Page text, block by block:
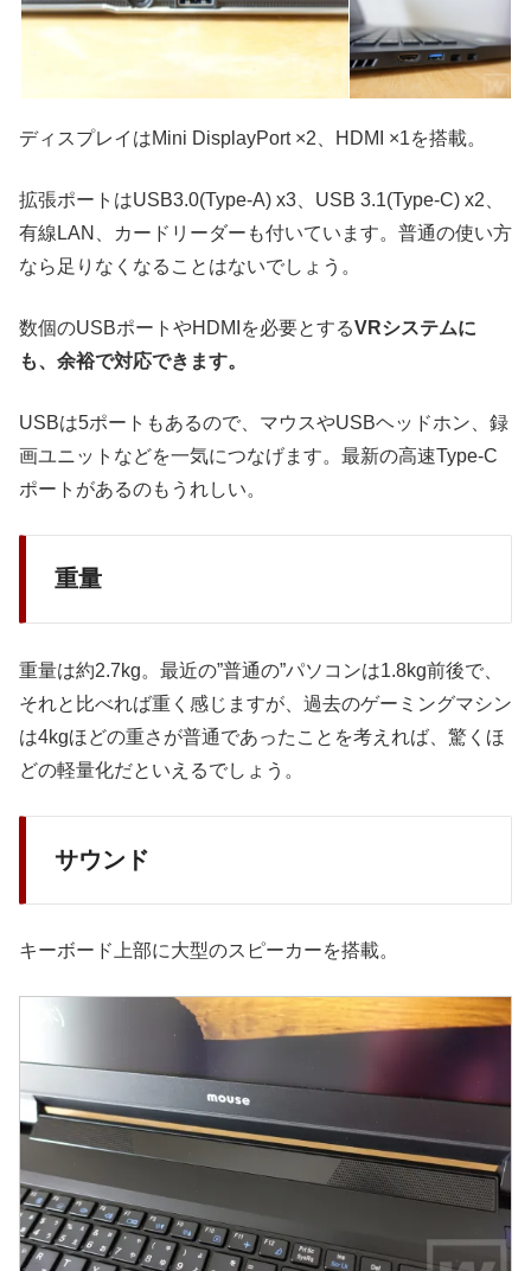
ディスプレイはMini DisplayPort ×2、HDMI ×1を搭載。
拡張ポートはUSB3.0(Type-A) x3、USB 3.1(Type-C) x2、
有線LAN、カードリーダーも付いています。普通の使い方
なら足りなくなることはないでしょう。
数個のUSBポートやHDMIを必要とするVRシステムに
も、余裕で対応できます。
USBは5ポートもあるので、マウスやUSBヘッドホン、録
画ユニットなどを一気につなげます。最新の高速Type-C
ポートがあるのもうれしい。
重量
重量は約2.7kg。最近の”普通の”パソコンは1.8kg前後で、
それと比べれば重く感じますが、過去のゲーミングマシン
は4kgほどの重さが普通であったことを考えれば、驚くほ
どの軽量化だといえるでしょう。
サウンド
キーボード上部に大型のスピーカーを搭載。